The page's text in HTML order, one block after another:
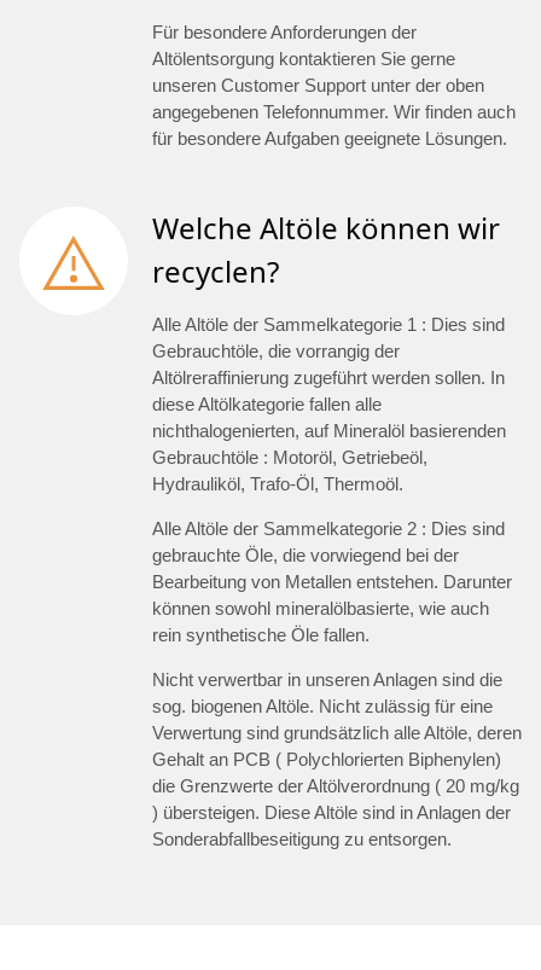
Für besondere Anforderungen der
Altölentsorgung kontaktieren Sie gerne
unseren Customer Support unter der oben
angegebenen Telefonnummer. Wir finden auch
für besondere Aufgaben geeignete Lösungen.
Welche Altöle können wir
recyclen?
Alle Altöle der Sammelkategorie 1 : Dies sind
Gebrauchtöle, die vorrangig der
Altölreraffinierung zugeführt werden sollen. In
diese Altölkategorie fallen alle
nichthalogenierten, auf Mineralöl basierenden
Gebrauchtöle : Motoröl, Getriebeöl,
Hydrauliköl, Trafo-Öl, Thermoöl.
Alle Altöle der Sammelkategorie 2 : Dies sind
gebrauchte Öle, die vorwiegend bei der
Bearbeitung von Metallen entstehen. Darunter
können sowohl mineralölbasierte, wie auch
rein synthetische Öle fallen.
Nicht verwertbar in unseren Anlagen sind die
sog. biogenen Altöle. Nicht zulässig für eine
Verwertung sind grundsätzlich alle Altöle, deren
Gehalt an PCB ( Polychlorierten Biphenylen)
die Grenzwerte der Altölverordnung ( 20 mg/kg
) übersteigen. Diese Altöle sind in Anlagen der
Sonderabfallbeseitigung zu entsorgen.